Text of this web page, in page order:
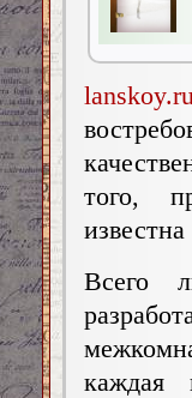
того,
Всего
каждая